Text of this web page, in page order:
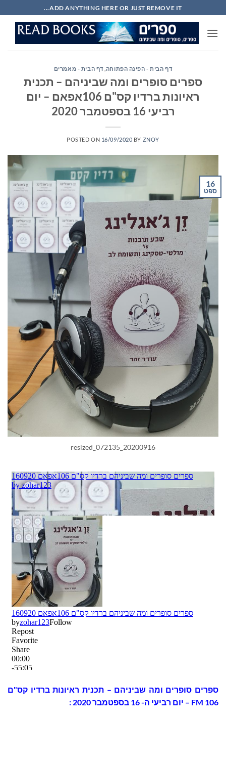
to
content
ADD ANYTHING HERE OR JUST REMOVE IT...
דף הבית - הפינה הפתוחה דף הבית - מאמרים
ספרים סופרים ומה שביניהם – תכנית
ראיונות ברדיו קס"ם 106אפאם – יום
רביעי 16 בספטמבר 2020
POSTED ON 16/09/2020 BY ZNOY
16
ספט
20200916_072135_resized
ספרים סופרים ומה שביניהם – תכנית ראיונות ברדיו קס"ם
106 FM – יום רביעי ה- 16 בספטמבר 2020 :